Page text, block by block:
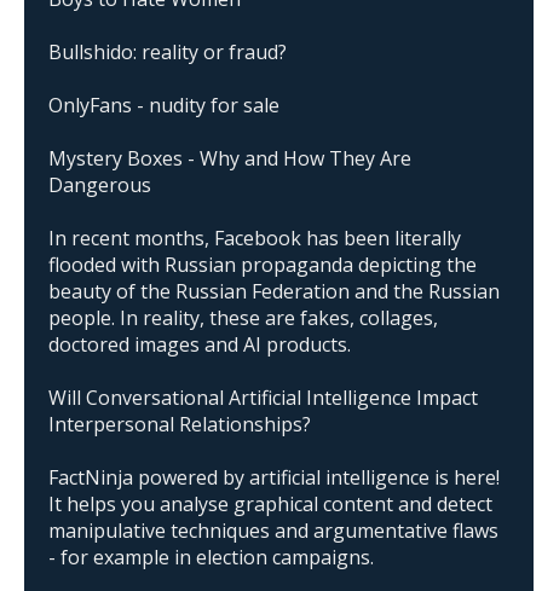
Bullshido: reality or fraud?
OnlyFans - nudity for sale
Mystery Boxes - Why and How They Are
Dangerous
In recent months, Facebook has been literally
flooded with Russian propaganda depicting the
beauty of the Russian Federation and the Russian
people. In reality, these are fakes, collages,
doctored images and AI products.
Will Conversational Artificial Intelligence Impact
Interpersonal Relationships?
FactNinja powered by artificial intelligence is here!
It helps you analyse graphical content and detect
manipulative techniques and argumentative flaws
- for example in election campaigns.